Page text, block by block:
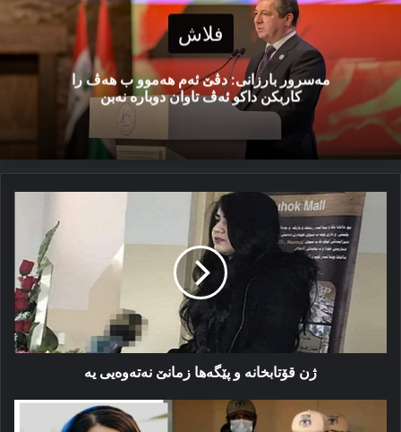
فلاش
مەسرور بارزانی: دڤێ ئەم هەموو ب هەڤ را
کاربکن داکو ئەڤ تاوان دوبارە نەبن
ژن
قۆتابخانە
پێگەها
زمانێ
نەتەوەیی
ژن قۆتابخانە و پێگەها زمانێ نەتەوەیی یە